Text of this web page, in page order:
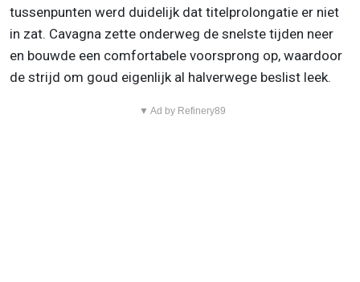
tussenpunten werd duidelijk dat titelprolongatie er niet
in zat. Cavagna zette onderweg de snelste tijden neer
en bouwde een comfortabele voorsprong op, waardoor
de strijd om goud eigenlijk al halverwege beslist leek.
▼ Ad by Refinery89